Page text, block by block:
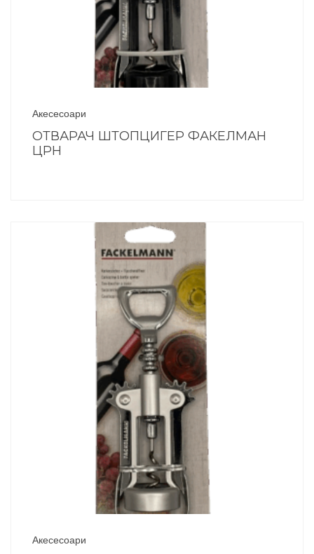
Акесесоари
ОТВАРАЧ ШТОПЦИГЕР ФАКЕЛМАН
ЦРН
Акесесоари